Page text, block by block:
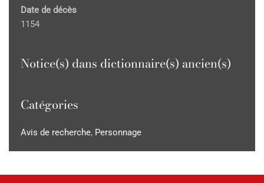
Date de décès
1154
Notice(s) dans dictionnaire(s) ancien(s)
Catégories
Avis de recherche, Personnage